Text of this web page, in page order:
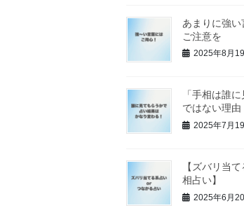
あまりに強
ご注意を
2025年8月
「手相は誰
ではない理由
2025年7月
【ズバリ当
相占い】
2025年6月